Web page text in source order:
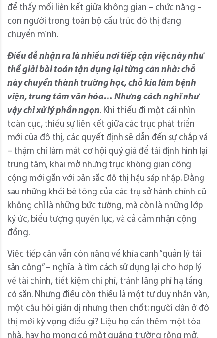
để thấy mối liên kết giữa không gian – chức năng –
con người trong toàn bộ cấu trúc đô thị đang
chuyển mình.
Điều dễ nhận ra là nhiều nơi tiếp cận việc này như
thể giải bài toán tận dụng lại từng căn nhà: chỗ
này chuyển thành trường học, chỗ kia làm bệnh
viện, trung tâm văn hóa… Nhưng cách nghĩ như
vậy chỉ xử lý phần ngọn. Khi thiếu đi một cái nhìn
toàn cục, thiếu sự liên kết giữa các trục phát triển
mới của đô thị, các quyết định sẽ dẫn đến sự chắp vá
– thậm chí làm mất cơ hội quý giá để tái định hình lại
trung tâm, khai mở những trục không gian công
cộng mới gắn với bản sắc đô thị hậu sáp nhập. Đằng
sau những khối bê tông của các trụ sở hành chính cũ
không chỉ là những bức tường, mà còn là những lớp
ký ức, biểu tượng quyền lực, và cả cảm nhận cộng
đồng.
Việc tiếp cận vẫn còn nặng về khía cạnh “quản lý tài
sản công” – nghĩa là tìm cách sử dụng lại cho hợp lý
về tài chính, tiết kiệm chi phí, tránh lãng phí hạ tầng
có sẵn. Nhưng điều còn thiếu là một tư duy nhân văn,
một câu hỏi giản dị nhưng then chốt: người dân ở đô
thị mới kỳ vọng điều gì? Liệu họ cần thêm một tòa
nhà, hay họ mong có một quảng trường rộng mở,